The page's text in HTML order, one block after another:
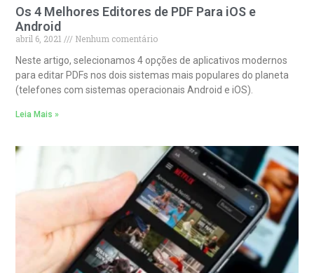
Os 4 Melhores Editores de PDF Para iOS e
Android
abril 6, 2021
Nenhum comentário
Neste artigo, selecionamos 4 opções de aplicativos modernos
para editar PDFs nos dois sistemas mais populares do planeta
(telefones com sistemas operacionais Android e iOS).
Leia Mais »